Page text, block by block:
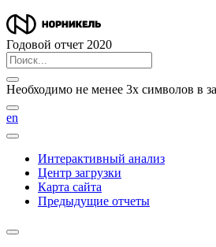
Годовой отчет 2020
Необходимо не менее 3х символов в
en
Интерактивный анализ
Центр загрузки
Карта сайта
Предыдущие отчеты